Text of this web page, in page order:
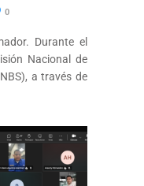
0
Durante el
Nacional de
a través de